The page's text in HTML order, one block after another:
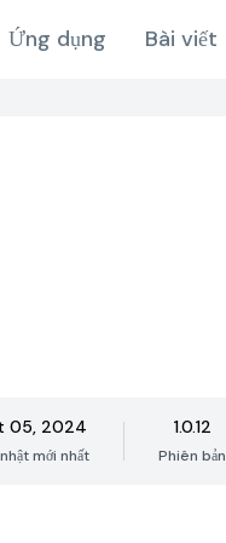
Ứng dụng Bài viết
05, 2024
mới nhất
1.0.12
Phiên bản